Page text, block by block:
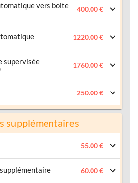
vers boite
400.00 €
1220.00 €
supervisée
1760.00 €
250.00 €
supplémentaires
55.00 €
60.00 €